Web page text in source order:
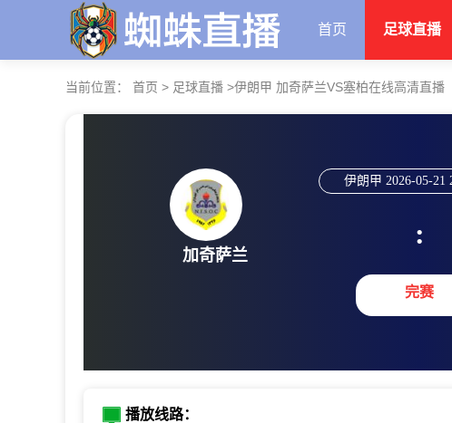
首页 足球直播
当前位置： 首页 > 足球直播 >伊朗甲 加奇萨兰VS塞柏在线高清直播
加奇萨兰
伊朗甲 2026-05-21
:
完赛
播放线路：